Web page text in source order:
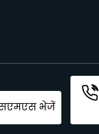
बॉक्स
भेजें